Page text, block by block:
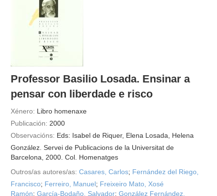
outros docs
Professor Basilio Losada. Ensinar a
pensar con liberdade e risco
Xénero: Libro homenaxe
Publicación: 2000
Observacións: Eds: Isabel de Riquer, Elena Losada, Helena
González. Servei de Publicacions de la Universitat de
Barcelona, 2000. Col. Homenatges
Outros/as autores/as: Casares, Carlos; Fernández del Riego,
Francisco; Ferreiro, Manuel; Freixeiro Mato, Xosé
Ramón;García-Bodaño, Salvador;González Fernández,